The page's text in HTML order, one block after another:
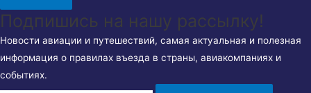
Подпишись на нашу рассылку!
Новости авиации и путешествий, самая актуальная и полезная
информация о правилах въезда в страны, авиакомпаниях и
событиях.